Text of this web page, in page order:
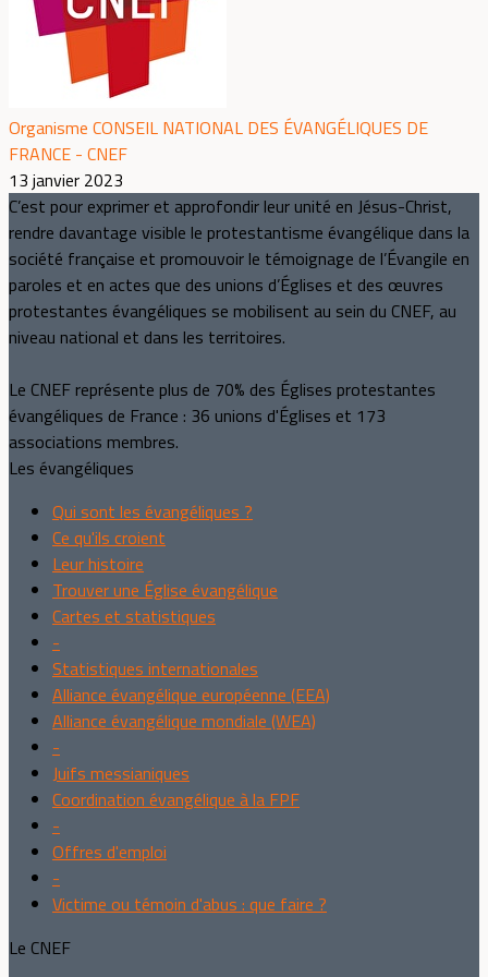
Organisme CONSEIL NATIONAL DES ÉVANGÉLIQUES DE
FRANCE - CNEF
13 janvier 2023
C’est pour exprimer et approfondir leur unité en Jésus-Christ,
rendre davantage visible le protestantisme évangélique dans la
société française et promouvoir le témoignage de l’Évangile en
paroles et en actes que des unions d’Églises et des œuvres
protestantes évangéliques se mobilisent au sein du CNEF, au
niveau national et dans les territoires.
Le CNEF représente plus de 70% des Églises protestantes
évangéliques de France : 36 unions d'Églises et 173
associations membres.
Les évangéliques
Qui sont les évangéliques ?
Ce qu'ils croient
Leur histoire
Trouver une Église évangélique
Cartes et statistiques
-
Statistiques internationales
Alliance évangélique européenne (EEA)
Alliance évangélique mondiale (WEA)
-
Juifs messianiques
Coordination évangélique à la FPF
-
Offres d'emploi
-
Victime ou témoin d'abus : que faire ?
Le CNEF